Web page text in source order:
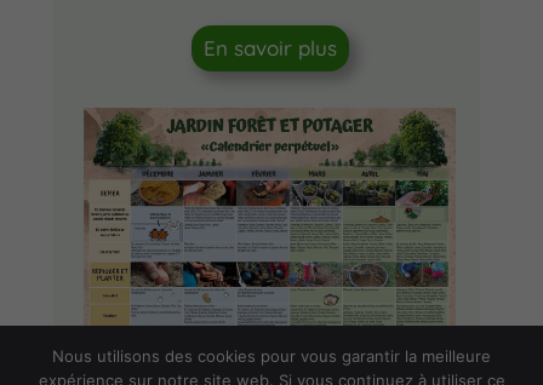
En savoir plus
Nous utilisons des cookies pour vous garantir la meilleure
expérience sur notre site web. Si vous continuez à utiliser ce